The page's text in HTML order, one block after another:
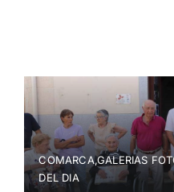
COMARCA,GALERIAS
DEL DIA